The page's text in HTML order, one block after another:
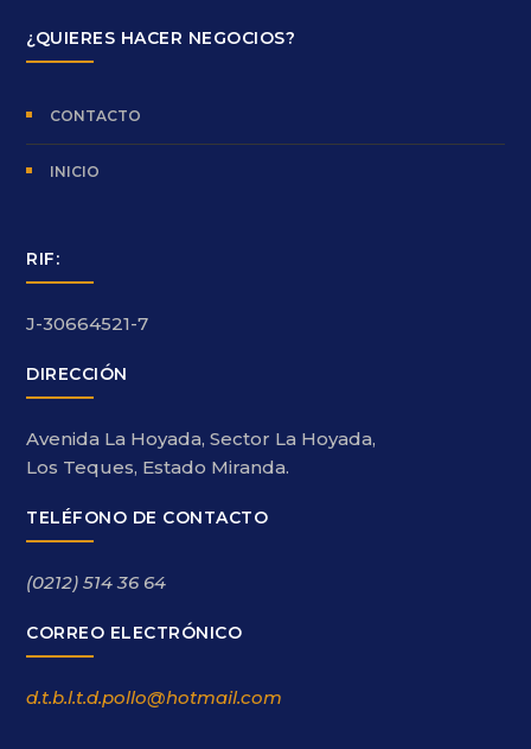
¿QUIERES HACER NEGOCIOS?
CONTACTO
INICIO
RIF:
J-30664521-7
DIRECCIÓN
Avenida La Hoyada, Sector La Hoyada,
Los Teques, Estado Miranda.
TELÉFONO DE CONTACTO
(0212) 514 36 64
CORREO ELECTRÓNICO
d.t.b.l.t.d.pollo@hotmail.com